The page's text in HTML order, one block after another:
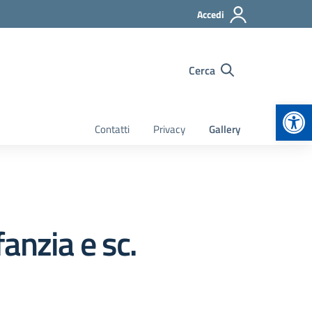
Accedi
Cerca
Contatti Privacy Gallery
e sc.